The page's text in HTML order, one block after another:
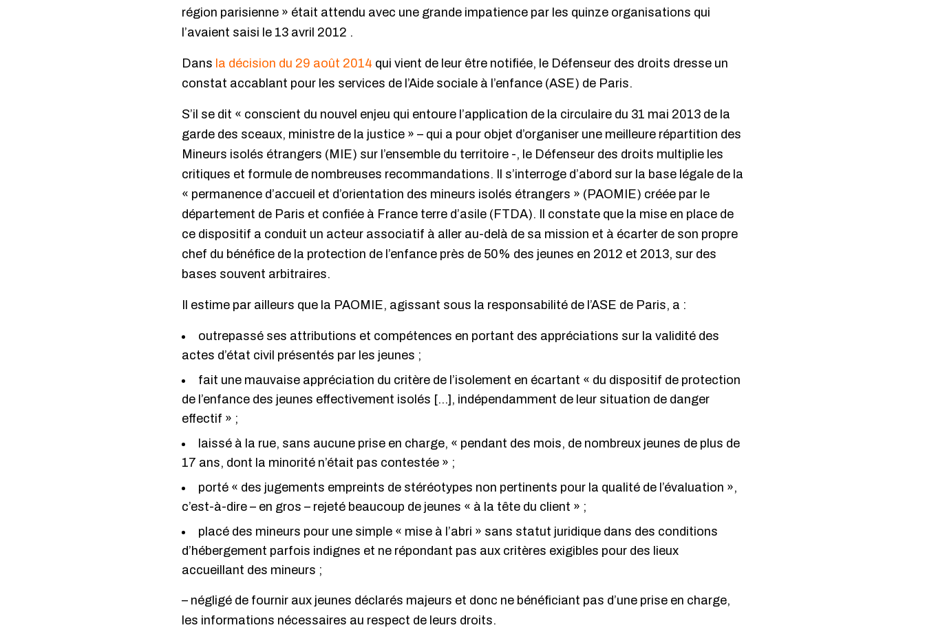
région parisienne » était attendu avec une grande impatience par les quinze organisations qui
l’avaient saisi le 13 avril 2012 .
Dans la décision du 29 août 2014 qui vient de leur être notifiée, le Défenseur des droits dresse un
constat accablant pour les services de l’Aide sociale à l’enfance (ASE) de Paris.
S’il se dit « conscient du nouvel enjeu qui entoure l’application de la circulaire du 31 mai 2013 de la
garde des sceaux, ministre de la justice » – qui a pour objet d’organiser une meilleure répartition des
Mineurs isolés étrangers (MIE) sur l’ensemble du territoire -, le Défenseur des droits multiplie les
critiques et formule de nombreuses recommandations. Il s’interroge d’abord sur la base légale de la
« permanence d’accueil et d’orientation des mineurs isolés étrangers » (PAOMIE) créée par le
département de Paris et confiée à France terre d’asile (FTDA). Il constate que la mise en place de
ce dispositif a conduit un acteur associatif à aller au-delà de sa mission et à écarter de son propre
chef du bénéfice de la protection de l’enfance près de 50% des jeunes en 2012 et 2013, sur des
bases souvent arbitraires.
Il estime par ailleurs que la PAOMIE, agissant sous la responsabilité de l’ASE de Paris, a :
outrepassé ses attributions et compétences en portant des appréciations sur la validité des
actes d’état civil présentés par les jeunes ;
fait une mauvaise appréciation du critère de l’isolement en écartant « du dispositif de protection
de l’enfance des jeunes effectivement isolés […], indépendamment de leur situation de danger
effectif » ;
laissé à la rue, sans aucune prise en charge, « pendant des mois, de nombreux jeunes de plus de
17 ans, dont la minorité n’était pas contestée » ;
porté « des jugements empreints de stéréotypes non pertinents pour la qualité de l’évaluation »,
c’est-à-dire – en gros – rejeté beaucoup de jeunes « à la tête du client » ;
placé des mineurs pour une simple « mise à l’abri » sans statut juridique dans des conditions
d’hébergement parfois indignes et ne répondant pas aux critères exigibles pour des lieux
accueillant des mineurs ;
– négligé de fournir aux jeunes déclarés majeurs et donc ne bénéficiant pas d’une prise en charge,
les informations nécessaires au respect de leurs droits.